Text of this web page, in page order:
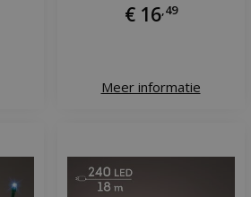
€ 16 49
Meer informatie